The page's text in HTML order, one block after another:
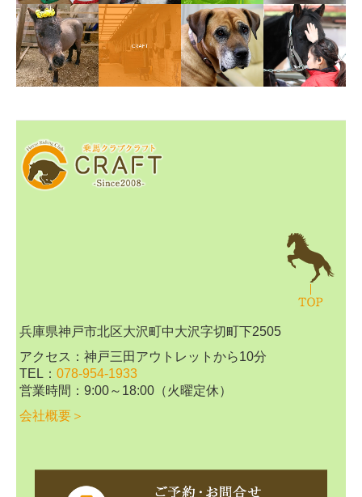
兵庫県神戸市北区大沢町中大沢字切町下2505
アクセス：神戸三田アウトレットから10分
TEL ：078-954-1933
営業時間 ：9:00～18:00（火曜定休）
会社概要＞